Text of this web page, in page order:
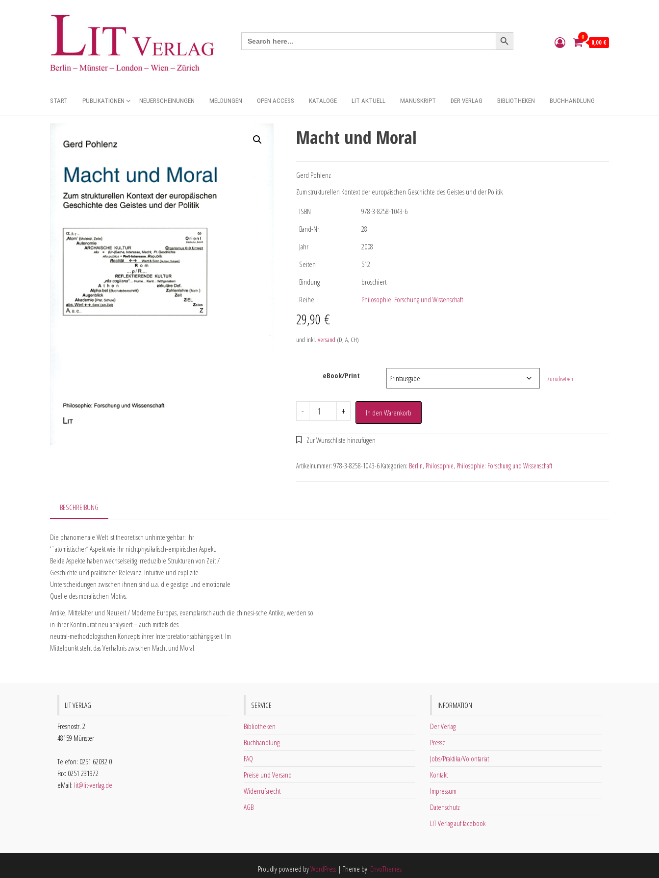
Search
for:
Search Button
0
0,00 €
START PUBLIKATIONEN NEUERSCHEINUNGEN MELDUNGEN OPEN ACCESS KATALOGE LIT AKTUELL MANUSKRIPT DER VERLAG BIBLIOTHEKEN BUCHHANDLUNG
Macht und Moral
Gerd Pohlenz
Zum strukturellen Kontext der europäischen Geschichte des Geistes und der Politik
ISBN
978-3-8258-1043-6
Band-Nr.
28
Jahr
2008
Seiten
512
Bindung
broschiert
Reihe
Philosophie: Forschung und Wissenschaft
29,90 €
und inkl. Versand (D, A, CH)
eBook/Print Zurücksetzen
- + In den Warenkorb
Artikelnummer: 978-3-8258-1043-6 Kategorien: Berlin, Philosophie, Philosophie: Forschung und Wissenschaft
BESCHREIBUNG
Die phänomenale Welt ist theoretisch unhintergehbar: ihr
‘`atomistischer” Aspekt wie ihr nichtphysikalisch-empirischer Aspekt.
Beide Aspekte haben wechselseitig irreduzible Strukturen von Zeit /
Geschichte und praktischer Relevanz. Intuitive und explizite
Unterscheidungen zwischen ihnen sind u.a. die geistige und emotionale
Quelle des moralischen Motivs.
Antike, Mittelalter und Neuzeit / Moderne Europas, exemplarisch auch die chinesi-sche Antike, werden so
in ihrer Kontinuität neu analysiert – auch mittels des
neutral-methodologischen Konzepts ihrer Interpretationsabhängigkeit. Im
Mittelpunkt steht das Verhältnis zwischen Macht und Moral.
LIT VERLAG
Fresnostr. 2
48159 Münster
Telefon: 0251 62032 0
Fax: 0251 231972
eMail: lit@lit-verlag.de
SERVICE
Bibliotheken
Buchhandlung
FAQ
Preise und Versand
Widerrufsrecht
AGB
INFORMATION
Der Verlag
Presse
Jobs/Praktika/Volontariat
Kontakt
Impressum
Datenschutz
LIT Verlag auf facebook
Proudly powered byWordPress | Theme by: EnvoThemes